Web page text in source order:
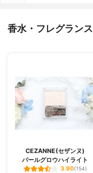
香水・フレグラン
CEZANNE(セザンヌ)
パールグロウハイライト
3.90(154)